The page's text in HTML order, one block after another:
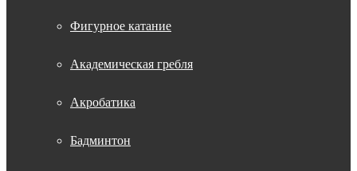
Фигурное катание
Академическая гребля
Акробатика
Бадминтон